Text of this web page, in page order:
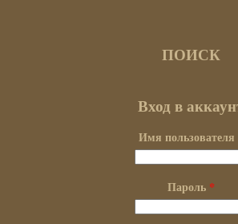
ПОИСК
Вход в
Имя пользователя
Пароль *